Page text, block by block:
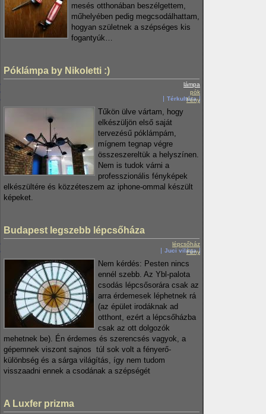
mesés otthonában beszélgettem,
műhelyében pedig megcsodálhattam,
hogyan születnek a szépséges kis
fogantyúk…
Póklámpa by Nikoletti :)
lámpa
pók
Fény
Térkultúra
Tűkön ülve vártam, hogy
elkészüljön első saját
tervezésű póklámpám,
mígnem tegnap végre
összeszereltük a helyszínen.
Nem is tudok várni a
professzionális fényképek
elkészültére és közzéteszem az iphone-ommal készült
képeket.
Budapest legszebb lépcsőháza
lépcsőház
Fény
Juci világa
Nem kérdés: Pesten nincs
ennél szebb. Az Ybl-palota
csodás lépcsősorára csak az
arra érdemesek léphetnek rá
(az épület irodáknak ad
otthont, ezért a lépcsőházba
csak az ott dolgozók
mehetnek be). Én érdemes és szerencsés vagyok, a
gépemnek viszont sajnos túl sok volt a fényerő-
különbség és a sárga világítás, így nem tudom
visszaadni ennek a csodának a szépségét
A Luxfer prizma